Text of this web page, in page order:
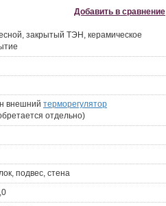
Добавить в сравнение
закрытый ТЭН, керамическое
внешний терморегулятор
отдельно)
подвес, стена